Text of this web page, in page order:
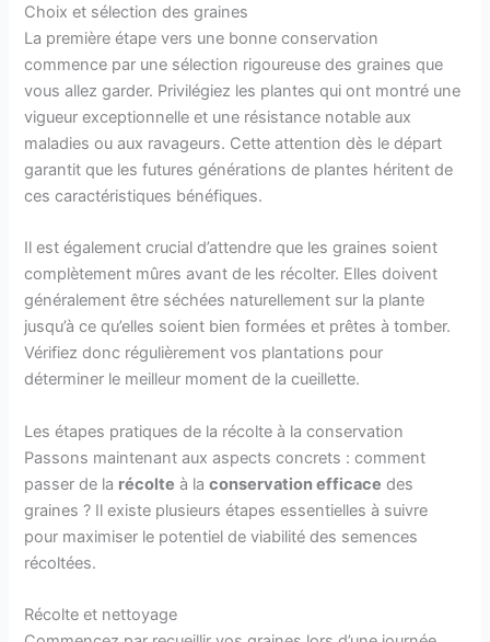
Choix et sélection des graines
La première étape vers une bonne conservation
commence par une sélection rigoureuse des graines que
vous allez garder. Privilégiez les plantes qui ont montré une
vigueur exceptionnelle et une résistance notable aux
maladies ou aux ravageurs. Cette attention dès le départ
garantit que les futures générations de plantes héritent de
ces caractéristiques bénéfiques.
Il est également crucial d’attendre que les graines soient
complètement mûres avant de les récolter. Elles doivent
généralement être séchées naturellement sur la plante
jusqu’à ce qu’elles soient bien formées et prêtes à tomber.
Vérifiez donc régulièrement vos plantations pour
déterminer le meilleur moment de la cueillette.
Les étapes pratiques de la récolte à la conservation
Passons maintenant aux aspects concrets : comment
passer de la récolte à laconservation efficace des
graines ? Il existe plusieurs étapes essentielles à suivre
pour maximiser le potentiel de viabilité des semences
récoltées.
Récolte et nettoyage